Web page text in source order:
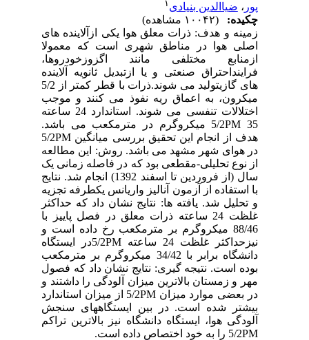
ضیاالدین بنیادی
(۱۰۰۴۲ مشاهده)
زمینه و هدف: ذرات معلق هوا یکی ازآلاینده های
اصلی هوا در مناطق شهری است که معمولا
ازمنابع مختلفی مانند اگزوزخودروها،
فراینداحتراق صنعتی و یا ازتبدیل ثانویه آلاینده
های گازیتولید می شوند.ذرات با قطر کمتر از 5/2
میکرون، به اعماق ریه نفوذ می کنند و موجب
اختلالات تنفسی می شوند. استاندارد 24 ساعته
5/2PM 35 میکروگرم در مترمکعب می باشد.
هدف از انجام این تحقیق بررسی میانگین 5/2PM
در هوای شهر مشهد می باشد. روش: این مطالعه
از نوع تحلیلی-مقطعی بود که در فاصله زمانی یک
سال (از فروردین تا اسفند 1392) انجام شد. نتایج
با استفاده از آزمون آنالیز واریانس یکطرفه تجزیه
و تحلیل شد. یافته ها: نتایج نشان داد که حداکثر
غلظت 24 ساعته ذرات معلق در فصل پاییز با
88/46 میکروگرم بر مترمکعب رخ داده است و
نیزحداکثر غلظت 24 ساعته 5/2PMدر ایستگاه
دانشگاه برابر با 34/42 میکروگرم بر مترمکعب
بوده است. نتیجه گیری: نتایج نشان داد که فصول
مهر و زمستان بالاترین میزان آلودگی را داشتند و
در بعضی موارد میزان 5/2PM از میزان استاندارد
بیشتر شده است. در بین ایستگاههای سنجش
آلودگی هوا، ایستگاه دانشگاه نیز بالاترین تراکم